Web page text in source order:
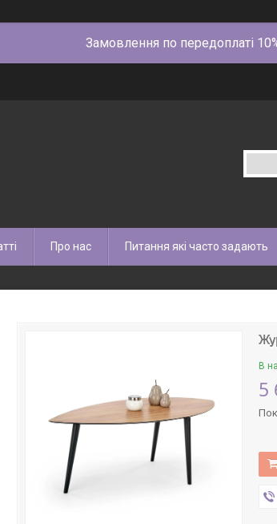
Замовлення по передоплаті
Про нас Питання які часто задають
В
5